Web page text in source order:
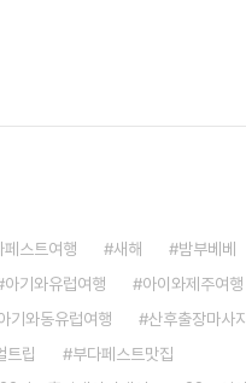
페스트여행 새해
밤부베베
아기와유럽여행
아이와제주여행
기와동유럽여행
산후출장마사지
트립
부다페스트맛집